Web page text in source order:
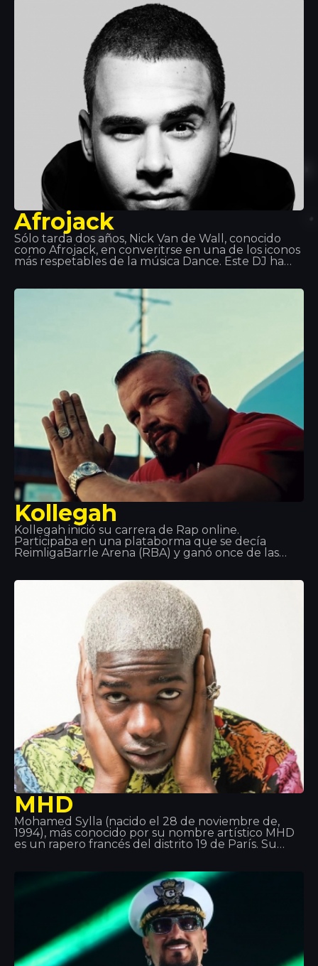
Afrojack
Sólo tarda dos años, Nick Van de Wall, conocido
como Afrojack, en converitrse en una de los iconos
más respetables de la música Dance. Este DJ ha
admirables y un estilo explosivo de música dance,
sus dos premios Grammy hablan por ellos mismos.
Kollegah
Kollegah inició su carrera de Rap online.
Participaba en una plataborma que se decía
ReimligaBarrle Arena (RBA) y ganó once de las
el 2013 recibió un premio de Oro por su
colaboración en el álbum Jung, Brutal,
Gutassenhend 2 con Farid Band. En diciembre de
2014 con ZuhältertapeVol 4. Se situó número 1 de
las listas de ventas durante la primera semana.
MHD
Mohamed Sylla (nacido el 28 de noviembre de,
1994), más conocido por su nombre artístico MHD
es un rapero francés del distrito 19 de París. Su
También es parte del colectivo 19 Réseaux con